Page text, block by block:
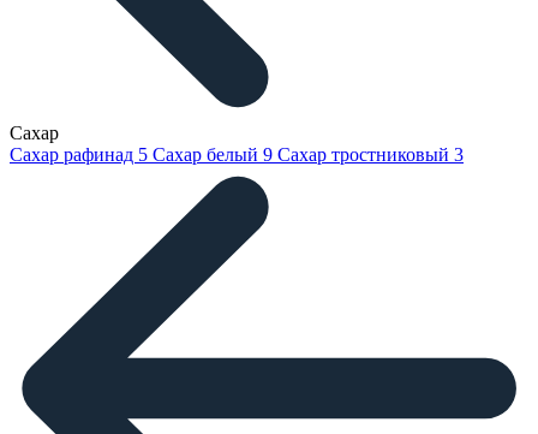
Сахар
Сахар рафинад 5 Сахар белый 9 Сахар тростниковый 3